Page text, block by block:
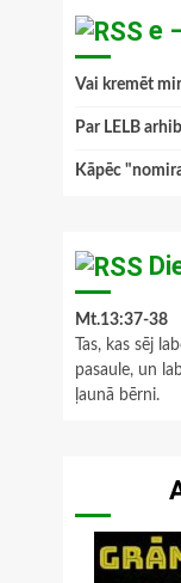
e
Vai kremēt
Par LELB
Kāpēc
Mt.13:37-38
Tas, kas sēj
pasaule, un
ļaunā bērni.